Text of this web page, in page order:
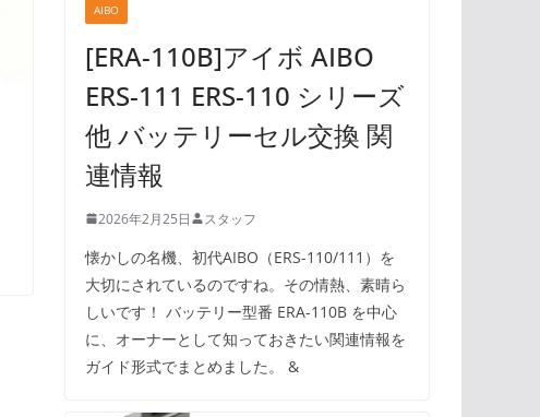
AIBO
[ERA-110B]アイボ AIBO
ERS-111 ERS-110 シリーズ
他 バッテリーセル交換 関
連情報
2026年2月25日 スタッフ
懐かしの名機、初代AIBO（ERS-110/111）を
大切にされているのですね。その情熱、素晴ら
しいです！ バッテリー型番 ERA-110B を中心
に、オーナーとして知っておきたい関連情報を
ガイド形式でまとめました。 &